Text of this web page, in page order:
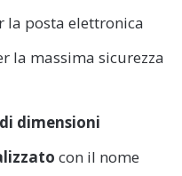
la posta elettronica
la massima sicurezza
dimensioni
con il nome